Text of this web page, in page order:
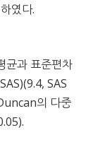
였다.
균과 표준편차
SAS
의 다중